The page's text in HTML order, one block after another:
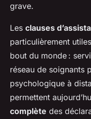
grave.
Les clauses
particulièrement
bout du monde :
réseau de soignants
psychologique à
permettent
complète des